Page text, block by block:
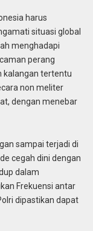
harus
situasi global
menghadapi
perang
kalangan tertentu
non meliter
dengan menebar
sampai terjadi di
cegah dini dengan
dalam
Frekuensi antar
dipastikan dapat